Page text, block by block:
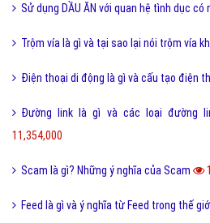
Sử dụng DẦU ĂN với quan hệ tình dục có
Trộm vía là gì và tại sao lại nói trộm vía
Điện thoại di động là gì và cấu tạo điện
Đường link là gì và các loại đường
11,354,000
Scam là gì? Những ý nghĩa của Scam
Feed là gì và ý nghĩa từ Feed trong thế